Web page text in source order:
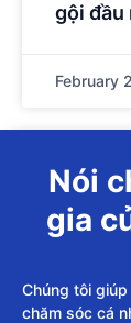
gội đầu
February
Nói
gia
Chúng tôi
chăm sóc cá